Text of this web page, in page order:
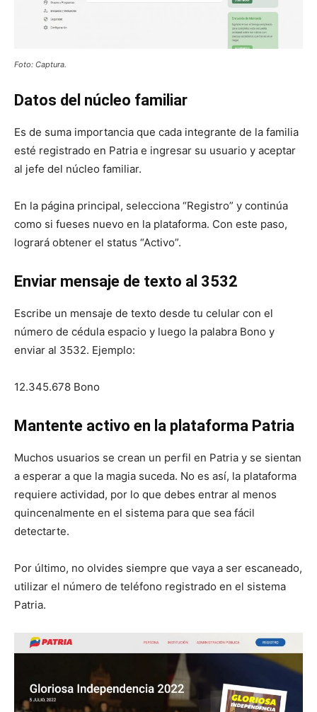
Foto: Captura.
Datos del núcleo familiar
Es de suma importancia que cada integrante de la familia
esté registrado en Patria e ingresar su usuario y aceptar
al jefe del núcleo familiar.
En la página principal, selecciona “Registro” y continúa
como si fueses nuevo en la plataforma. Con este paso,
logrará obtener el status “Activo”.
Enviar mensaje de texto al 3532
Escribe un mensaje de texto desde tu celular con el
número de cédula espacio y luego la palabra Bono y
enviar al 3532. Ejemplo:
12.345.678 Bono
Mantente activo en la plataforma Patria
Muchos usuarios se crean un perfil en Patria y se sientan
a esperar a que la magia suceda. No es así, la plataforma
requiere actividad, por lo que debes entrar al menos
quincenalmente en el sistema para que sea fácil
detectarte.
Por último, no olvides siempre que vaya a ser escaneado,
utilizar el número de teléfono registrado en el sistema
Patria.